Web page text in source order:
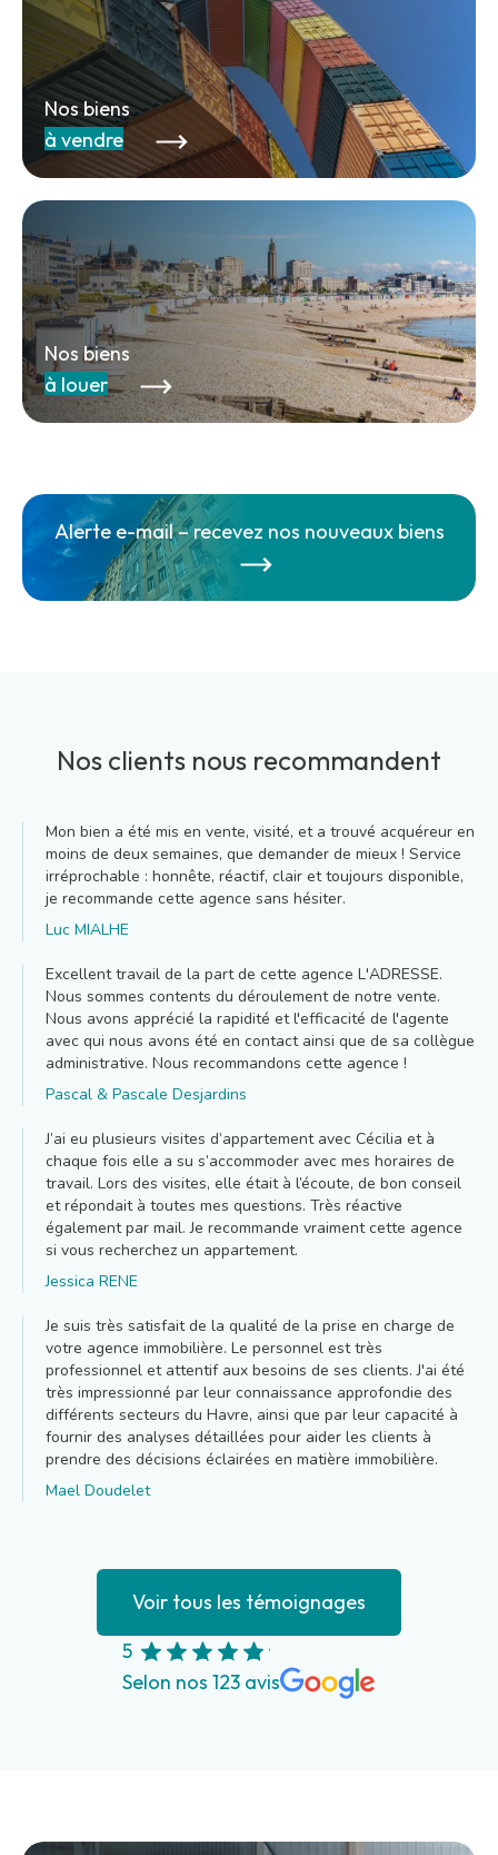
Nos biens
à vendre
Nos biens
à louer
Nos clients nous recommandent
Mon bien a été mis en vente, visité, et a trouvé acquéreur en
moins de deux semaines, que demander de mieux ! Service
irréprochable : honnête, réactif, clair et toujours disponible,
je recommande cette agence sans hésiter.
Luc MIALHE
Excellent travail de la part de cette agence L'ADRESSE.
Nous sommes contents du déroulement de notre vente.
Nous avons apprécié la rapidité et l'efficacité de l'agente
avec qui nous avons été en contact ainsi que de sa collègue
administrative. Nous recommandons cette agence !
Pascal & Pascale Desjardins
J’ai eu plusieurs visites d’appartement avec Cécilia et à
chaque fois elle a su s’accommoder avec mes horaires de
travail. Lors des visites, elle était à l’écoute, de bon conseil
et répondait à toutes mes questions. Très réactive
également par mail. Je recommande vraiment cette agence
si vous recherchez un appartement.
Jessica RENE
Je suis très satisfait de la qualité de la prise en charge de
votre agence immobilière. Le personnel est très
professionnel et attentif aux besoins de ses clients. J'ai été
très impressionné par leur connaissance approfondie des
différents secteurs du Havre, ainsi que par leur capacité à
fournir des analyses détaillées pour aider les clients à
prendre des décisions éclairées en matière immobilière.
Mael Doudelet
Voir tous les témoignages
5
Selon nos 123 avis